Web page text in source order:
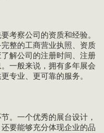
考察公司的资质和经验。
整的工商营业执照、资质
解公司的注册时间、注册
一般来说，拥有多年展会
专业、更可靠的服务。
。一个优秀的展台设计，
要能够充分体现企业的品